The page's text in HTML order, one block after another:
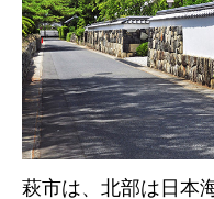
萩市は、北部は日本